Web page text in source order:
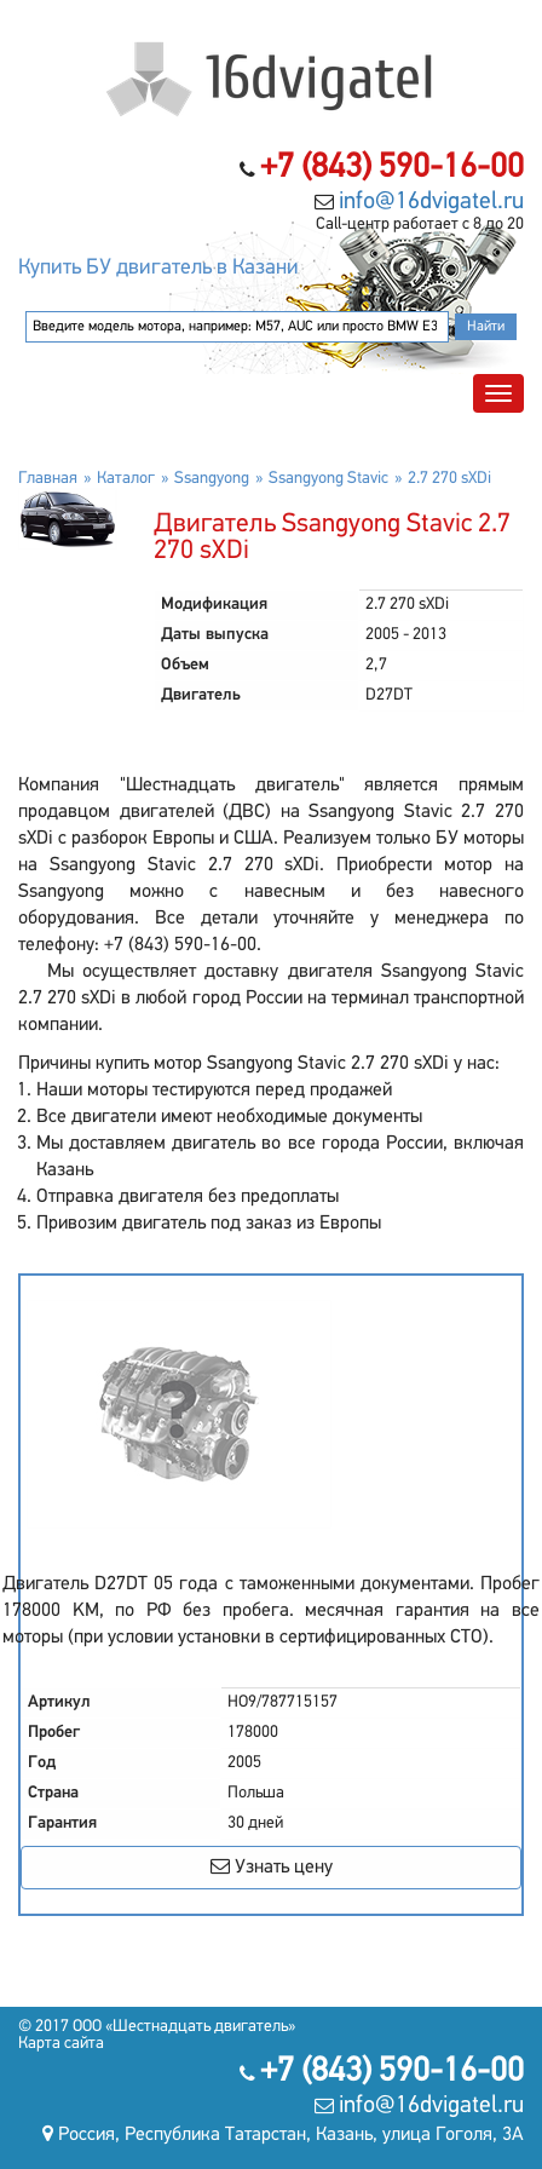
+7 (843) 590-16-00
info@16dvigatel.ru
Call-центр работает с 8 до 20
Купить БУ двигатель в Казани
Главная Каталог Ssangyong Ssangyong Stavic 2.7 270 sXDi
Двигатель Ssangyong Stavic 2.7
270 sXDi
Модификация
2.7 270 sXDi
Даты выпуска
2005 - 2013
Объем
2,7
Двигатель
D27DT
Компания "Шестнадцать двигатель" является прямым
продавцом двигателей (ДВС) на Ssangyong Stavic 2.7 270
sXDi с разборок Европы и США. Реализуем только БУ моторы
на Ssangyong Stavic 2.7 270 sXDi. Приобрести мотор на
Ssangyong можно с навесным и без навесного
оборудования. Все детали уточняйте у менеджера по
телефону: +7 (843) 590-16-00.
Мы осуществляет доставку двигателя Ssangyong Stavic
2.7 270 sXDi в любой город России на терминал транспортной
компании.
Причины купить мотор Ssangyong Stavic 2.7 270 sXDi у нас:
Наши моторы тестируются перед продажей
Все двигатели имеют необходимые документы
Мы доставляем двигатель во все города России, включая
Казань
Отправка двигателя без предоплаты
Привозим двигатель под заказ из Европы
Двигатель D27DT 05 года с таможенными документами. Пробег
178000 KM, по РФ без пробега. месячная гарантия на все
моторы (при условии установки в сертифицированных СТО).
Артикул
HO9/787715157
Пробег
178000
Год
2005
Страна
Польша
Гарантия
30 дней
Узнать цену
© 2017 OOO «Шестнадцать двигатель»
Карта сайта
+7 (843) 590-16-00
info@16dvigatel.ru
Россия, Республика Татарстан, Казань, улица Гоголя, 3А